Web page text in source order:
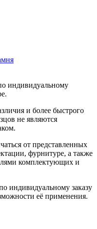
индивидуальному
и более быстрого
не являются
от представленных
фурнитуре, а также
комплектующих и
индивидуальному заказу
её применения.